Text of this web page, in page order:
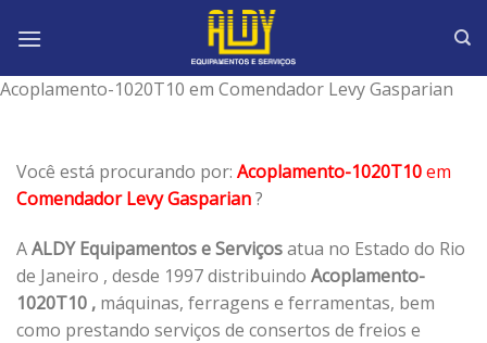
Acoplamento-1020T10 em Comendador Levy Gasparian
Você está procurando por: Acoplamento-1020T10em
Comendador Levy Gasparian?
AALDY Equipamentos e Serviçosatua no Estado do Rio
de Janeiro , desde 1997 distribuindo Acoplamento-
1020T10 , máquinas, ferragens e ferramentas, bem
como prestando serviços de consertos de freios e